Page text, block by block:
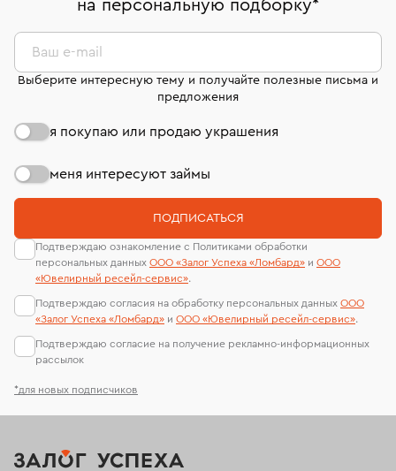
дней на возврат. Детальные условия возврата
комиссионных украшений и часов смотрите на
странице«Возврат украшений»
сертификаты МГУ и других геммологических
лабораторий
на персональную подборку*
*для новых подписчиков
Ваш e-mail
Выберите интересную тему и получайте полезные письма и
предложения
я покупаю или продаю украшения
меня интересуют займы
ПОДПИСАТЬСЯ
Подтверждаю ознакомление с Политиками обработки
персональных данных ООО «Залог Успеха «Ломбард» и ООО
«Ювелирный ресейл-сервиc».
Подтверждаю согласия на обработку персональных данных ООО
«Залог Успеха «Ломбард» и ООО «Ювелирный ресейл-сервиc».
Подтверждаю согласие на получение рекламно-информационных
рассылок